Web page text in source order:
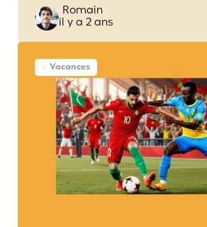
Posted
by
Romain
il y a 2 ans
Vacances